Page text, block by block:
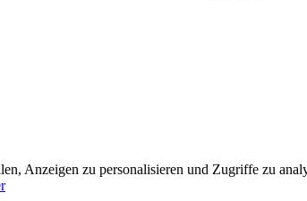
Anzeigen zu personalisieren und Zugriffe zu